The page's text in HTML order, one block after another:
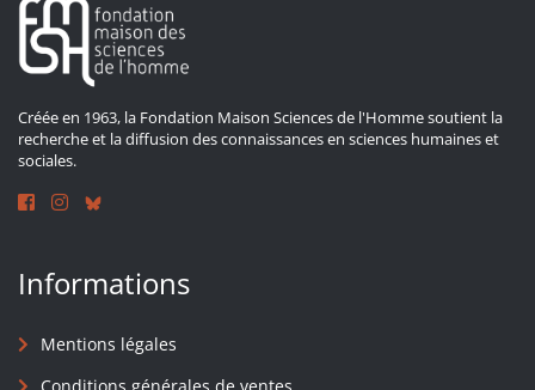
Créée en 1963, la Fondation Maison Sciences de l'Homme soutient la
recherche et la diffusion des connaissances en sciences humaines et
sociales.
Informations
Mentions légales